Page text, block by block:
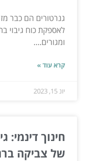
גנרטורים הם כבר
לאספקת כוח גיבוי
ומגורים....
קרא עוד »
יונ 15, 2023
חינוך
של צביקה